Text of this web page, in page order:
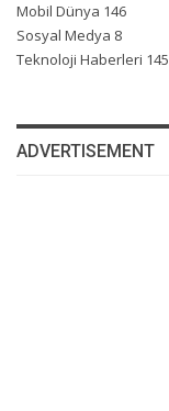
Mobil Dünya 146
Sosyal Medya 8
Teknoloji Haberleri 145
ADVERTISEMENT